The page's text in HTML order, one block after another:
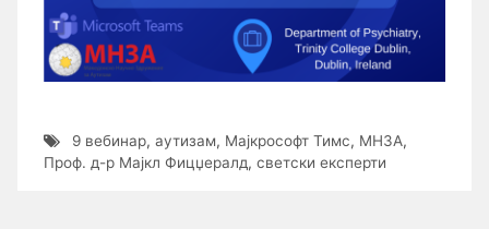
9 вебинар, аутизам, Мајкрософт Тимс, МНЗА,
Проф. д-р Мајкл Фицџералд, светски експерти